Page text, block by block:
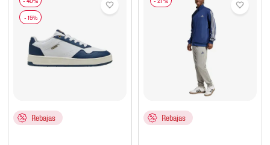
Rebajas Rebajas